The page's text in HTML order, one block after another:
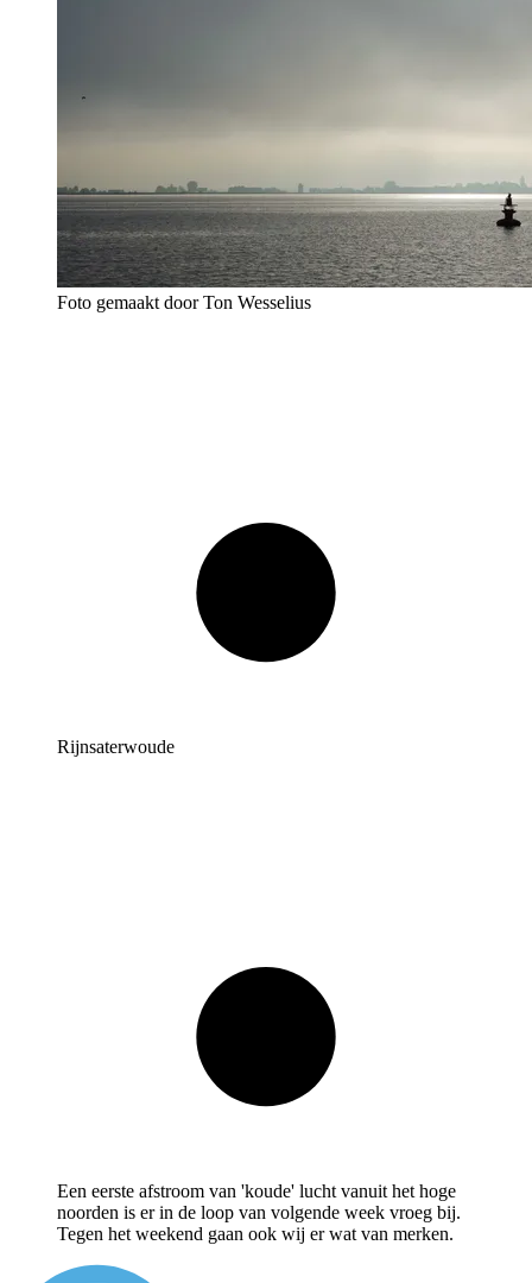
Foto gemaakt door Ton Wesselius
Rijnsaterwoude
Een eerste afstroom van 'koude' lucht vanuit het hoge
noorden is er in de loop van volgende week vroeg bij.
Tegen het weekend gaan ook wij er wat van merken.